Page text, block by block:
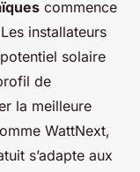
commence
installateurs
solaire
de
la meilleure
WattNext,
s’adapte aux